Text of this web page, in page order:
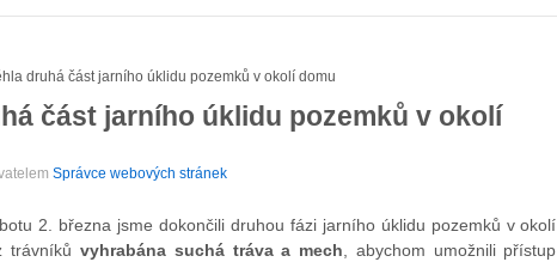
druhá část jarního úklidu pozemků v okolí domu
část jarního úklidu pozemků v okolí
Správce webových stránek
2. března jsme dokončili druhou fázi jarního úklidu pozemků v okolí
trávníků vyhrabána suchá tráva a mech, abychom umožnili přístup